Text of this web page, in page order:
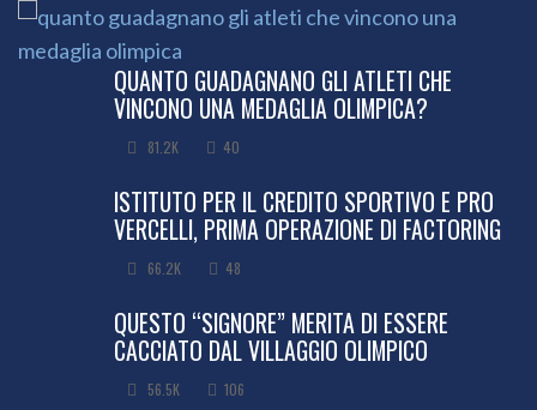
QUANTO GUADAGNANO GLI ATLETI CHE
VINCONO UNA MEDAGLIA OLIMPICA?
81.2K 40
ISTITUTO PER IL CREDITO SPORTIVO E PRO
VERCELLI, PRIMA OPERAZIONE DI FACTORING
66.2K 48
QUESTO “SIGNORE” MERITA DI ESSERE
CACCIATO DAL VILLAGGIO OLIMPICO
56.5K 106